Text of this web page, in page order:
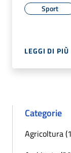
Sport
LEGGI DI PIÙ
Categorie
Agricoltura